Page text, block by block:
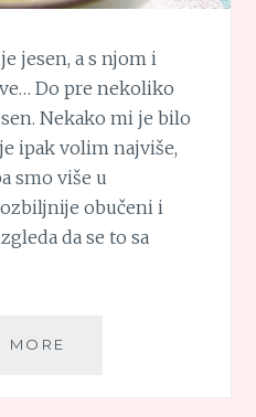
jesen, a s njom i
Do pre nekoliko
Nekako mi je bilo
ipak volim najviše,
smo više u
obučeni i
da se to sa
MORE